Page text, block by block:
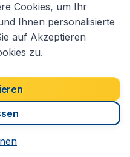
© 2026
Cookies, um Ihr
Ihnen personalisierte
auf Akzeptieren
zu.